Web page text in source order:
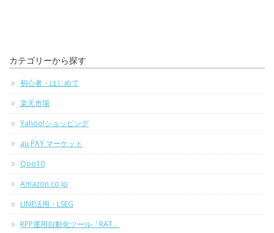
カテゴリーから探す
初心者・はじめて
楽天市場
Yahoo!ショッピング
au PAY マーケット
Qoo10
Amazon.co.jp
LINE活用・LSEG
RPP運用自動化ツール「RAT」